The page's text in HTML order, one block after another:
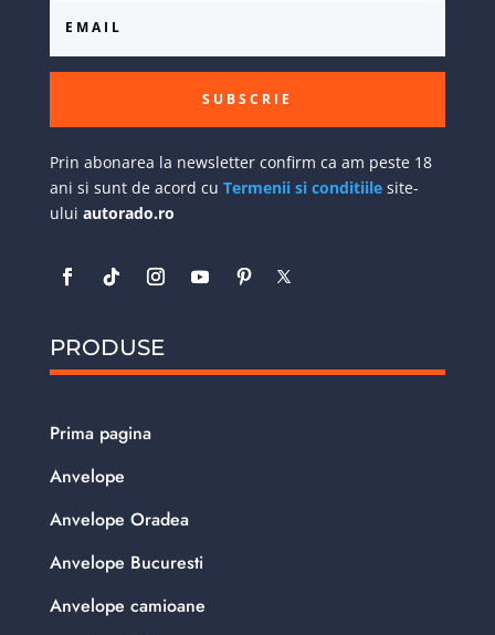
SUBSCRIE
Prin abonarea la newsletter confirm ca am peste 18
ani si sunt de acord cu Termenii si conditiilesite-
ului autorado.ro
PRODUSE
Prima pagina
Anvelope
Anvelope Oradea
Anvelope Bucuresti
Anvelope camioane